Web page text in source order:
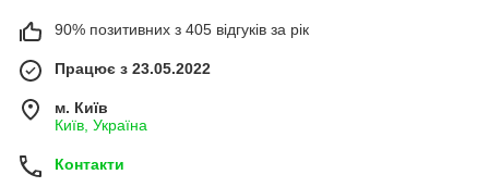
90% позитивних з 405 відгуків за рік
Працює з 23.05.2022
м. Київ
Київ, Україна
Контакти